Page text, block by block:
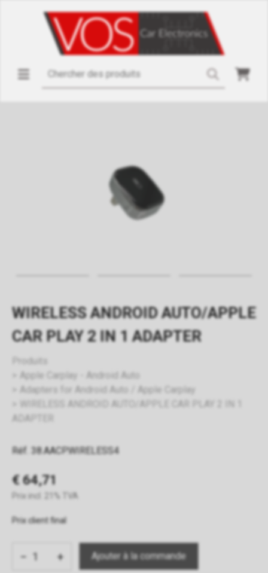
WIRELESS ANDROID AUTO/APPLE
CAR PLAY 2 IN 1 ADAPTER
Produits
Apple Carplay - Android Auto
Adapters for Android Auto / Apple Carplay
WIRELESS ANDROID AUTO/APPLE CAR PLAY 2 IN 1
Réf. 38.AACP.WIRELESS4
€ 64,71
Prix incl. 21% TVA
Prix client final
− +